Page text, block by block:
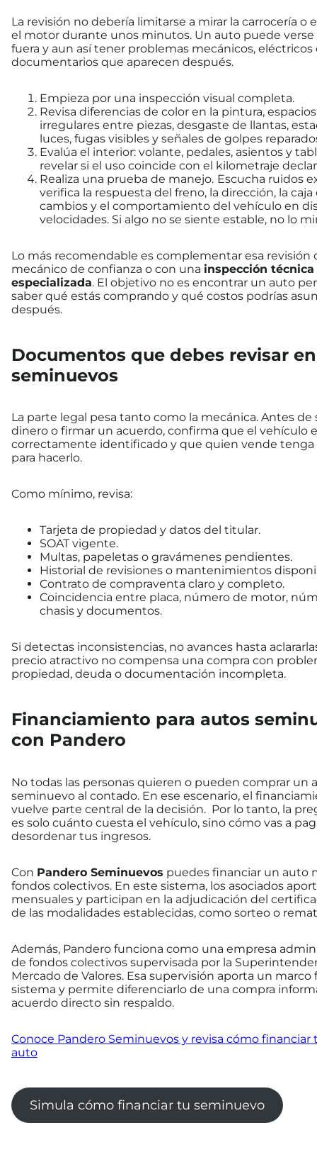
La revisión no debería limitarse a mirar la carrocería o
el motor durante unos minutos. Un auto puede
fuera y aun así tener problemas mecánicos, eléctricos
documentarios que aparecen después.
Empieza por una inspección visual completa.
Revisa diferencias de color en la pintura, espacios
irregulares entre piezas, desgaste de llantas,
luces, fugas visibles y señales de golpes
Evalúa el interior: volante, pedales, asientos y
revelar si el uso coincide con el kilometraje
Realiza una prueba de manejo. Escucha ruidos
verifica la respuesta del freno, la dirección, la caja
cambios y el comportamiento del vehículo en
velocidades. Si algo no se siente estable, no lo
Lo más recomendable es complementar esa revisión
mecánico de confianza o con una inspección técnica
especializada. El objetivo no es encontrar un auto
saber qué estás comprando y qué costos podrías
después.
Documentos que debes revisar
seminuevos
La parte legal pesa tanto como la mecánica. Antes de
dinero o firmar un acuerdo, confirma que el vehículo
correctamente identificado y que quien vende
para hacerlo.
Como mínimo, revisa:
Tarjeta de propiedad y datos del titular.
SOAT vigente.
Multas, papeletas o gravámenes pendientes.
Historial de revisiones o mantenimientos
Contrato de compraventa claro y completo.
Coincidencia entre placa, número de motor,
chasis y documentos.
Si detectas inconsistencias, no avances hasta
precio atractivo no compensa una compra con
propiedad, deuda o documentación incompleta.
Financiamiento para autos
con Pandero
No todas las personas quieren o pueden comprar un
seminuevo al contado. En ese escenario, el
vuelve parte central de la decisión. Por lo tanto, la
es solo cuánto cuesta el vehículo, sino cómo vas a
desordenar tus ingresos.
Con Pandero Seminuevos puedes financiar un auto
fondos colectivos. En este sistema, los asociados
mensuales y participan en la adjudicación del
de las modalidades establecidas, como sorteo o
Además, Pandero funciona como una empresa
de fondos colectivos supervisada por la
Mercado de Valores. Esa supervisión aporta un marco
sistema y permite diferenciarlo de una compra
acuerdo directo sin respaldo.
Conoce Pandero Seminuevos y revisa cómo
auto
Simula cómo financiar tu seminuevo